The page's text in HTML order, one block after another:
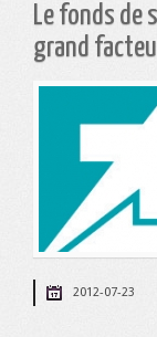
Le fonds de
grand
2012-07-23